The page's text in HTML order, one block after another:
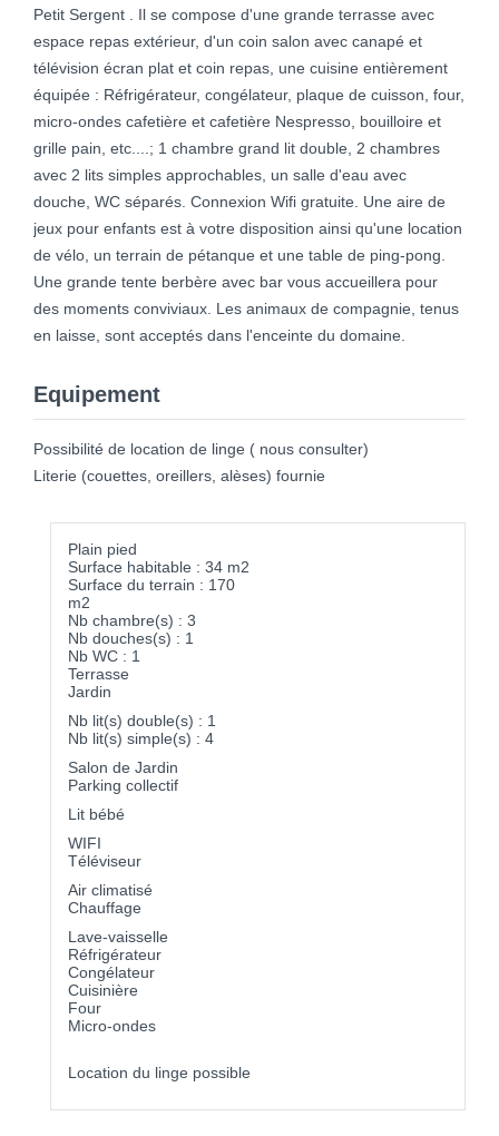
Petit Sergent . Il se compose d'une grande terrasse avec
espace repas extérieur, d'un coin salon avec canapé et
télévision écran plat et coin repas, une cuisine entièrement
équipée : Réfrigérateur, congélateur, plaque de cuisson, four,
micro-ondes cafetière et cafetière Nespresso, bouilloire et
grille pain, etc....; 1 chambre grand lit double, 2 chambres
avec 2 lits simples approchables, un salle d'eau avec
douche, WC séparés. Connexion Wifi gratuite. Une aire de
jeux pour enfants est à votre disposition ainsi qu'une location
de vélo, un terrain de pétanque et une table de ping-pong.
Une grande tente berbère avec bar vous accueillera pour
des moments conviviaux. Les animaux de compagnie, tenus
en laisse, sont acceptés dans l'enceinte du domaine.
Equipement
Possibilité de location de linge ( nous consulter)
Literie (couettes, oreillers, alèses) fournie
Plain pied
Surface habitable : 34 m2
Surface du terrain : 170
m2
Nb chambre(s) : 3
Nb douches(s) : 1
Nb WC : 1
Terrasse
Jardin
Nb lit(s) double(s) : 1
Nb lit(s) simple(s) : 4
Salon de Jardin
Parking collectif
Lit bébé
WIFI
Téléviseur
Air climatisé
Chauffage
Lave-vaisselle
Réfrigérateur
Congélateur
Cuisinière
Four
Micro-ondes
Location du linge possible